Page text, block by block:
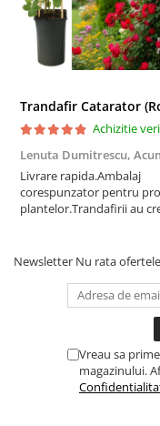
Achizitie
Lenuta Dumitrescu,
Livrare rapida.Ambalaj
corespunzator pentru
plantelor.Trandafirii au
Newsletter Nu rata
Vreau sa
magazinului.